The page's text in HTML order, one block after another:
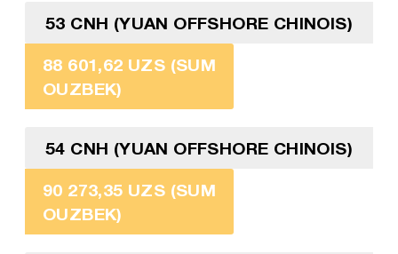
53 CNH (YUAN OFFSHORE CHINOIS)
88 601,62 UZS (SUM
OUZBEK)
54 CNH (YUAN OFFSHORE CHINOIS)
90 273,35 UZS (SUM
OUZBEK)